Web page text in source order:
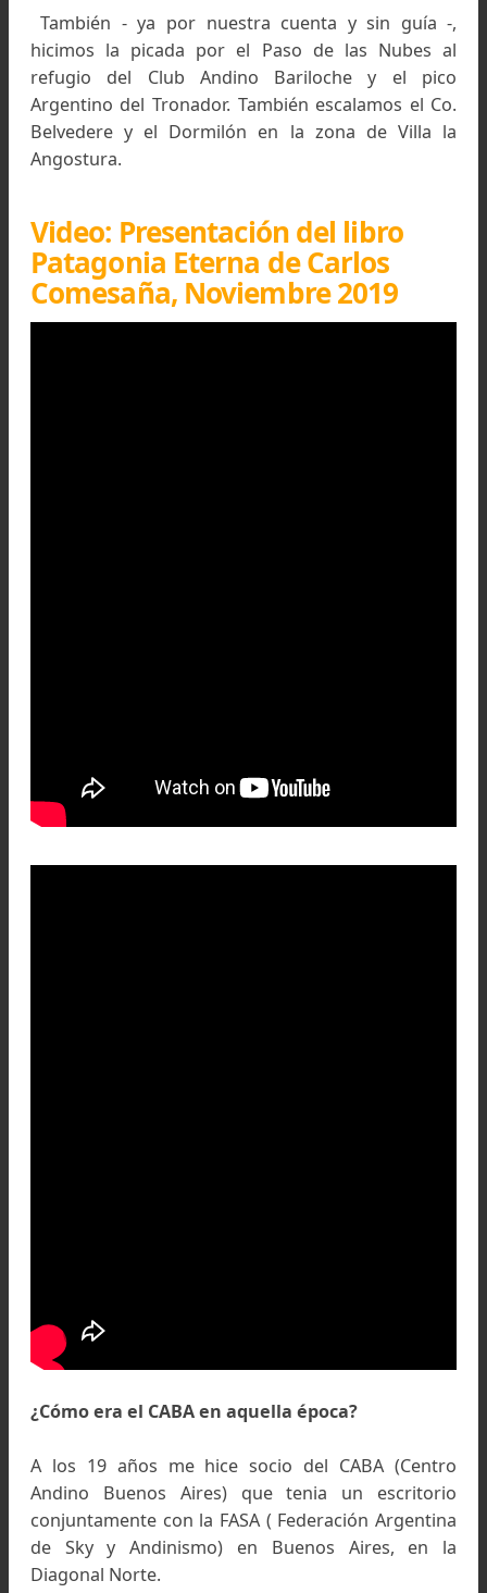
En el verano de 1956 a los 16 años, con los
hice la normal de la punta Luhrs en el Co. Lopez
Carlos Sonntag. Después, en la
siguiente hice – con los mismos colegas y
en el Co. Lopez, el Dedo, la Principal y el Filo y
Norte.
hicimos la picada por el Paso de las
refugio del Club Andino Bariloche y el
Argentino del Tronador. También escalamos el
Belvedere y el Dormilón en la zona de